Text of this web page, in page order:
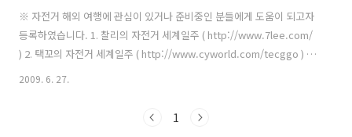
※ 자전거 해외 여행에 관심이 있거나 준비중인 분들에게 도움이 되고자
등록하였습니다. 1. 찰리의 자전거 세계일주 ( http://www.7lee.com/
) 2. 택꼬의 자전거 세계일주 ( http://www.cyworld.com/tecggo ) 3.
대한민국 청년 박정규의 희망여행 ( http://cafe.naver.com/kyulang )
http://blog.naver.com/yisj00 ) 5. Around the World on Two
2009. 6. 27.
1